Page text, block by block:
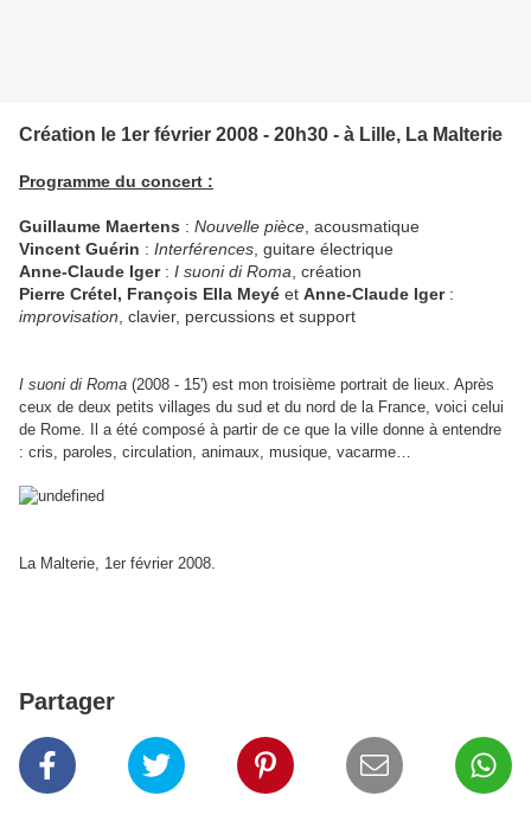
Création le 1er février 2008 - 20h30 - à Lille, La Malterie
Programme du concert :
Guillaume Maertens : Nouvelle pièce , acousmatique
Vincent Guérin : Interférences , guitare électrique
Anne-Claude Iger: I suoni di Roma , création
Pierre Crétel, François Ella Meyé et Anne-Claude Iger:
improvisation , clavier, percussions et support
I suoni di Roma (2008 - 15') est mon troisième portrait de lieux. Après
ceux de deux petits villages du sud et du nord de la France, voici celui
de Rome. Il a été composé à partir de ce que la ville donne à entendre
: cris, paroles, circulation, animaux, musique, vacarme…
La Malterie, 1er février 2008.
Partager